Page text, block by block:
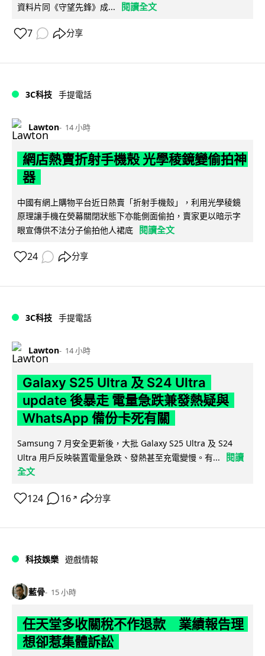
資料片同《守望先鋒》成...
閱讀全文
7 分享
3C科技 手提電話
Lawton 14 小時
網店熱賣折射手機殼 光學稜鏡變偷拍神
器
中國有網上購物平台近日熱賣「折射手機殼」，利用光學稜鏡
原理讓手機在熒幕關閉狀態下亦能側面偷拍，賣家更以暗示字
眼宣傳供不法分子偷拍他人裙底
閱讀全文
24 分享
3C科技 手提電話
Lawton 14 小時
Galaxy S25 Ultra 及 S24 Ultra
update 後暴走 電量急跌兼發熱疑與
WhatsApp 備份卡死有關
Samsung 7 月安全更新後，大批 Galaxy S25 Ultra 及 S24
Ultra 用戶反映裝置電量急跌、發熱甚至充電變慢。有...
閱讀
全文
124 16 ↗ 分享
科技娛樂 遊戲情報
藍骨 15 小時
任天堂多收關稅不作退款 業績報告理
想卻惹集體訴訟